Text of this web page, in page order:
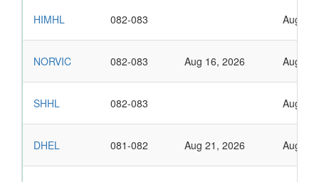
HIMHL 082-083 Aug
NORVIC 082-083 Aug 16, 2026 Aug
SHHL 082-083 Aug
DHEL 081-082 Aug 21, 2026 Aug